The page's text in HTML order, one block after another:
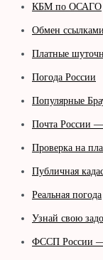
КБМ по ОСАГО
Обмен
Платные
Погода России
Популярные
Почта России
Проверка на
Публичная
Реальная погода
Узнай свою
ФССП России —